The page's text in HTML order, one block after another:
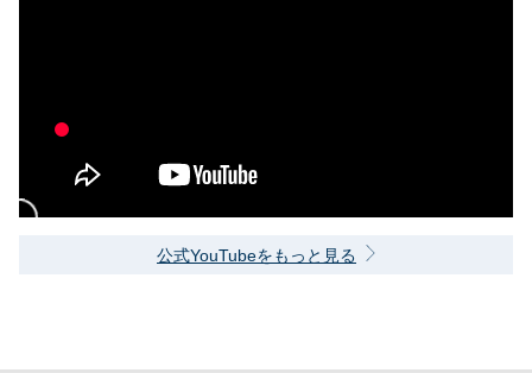
公式YouTubeをもっと見る